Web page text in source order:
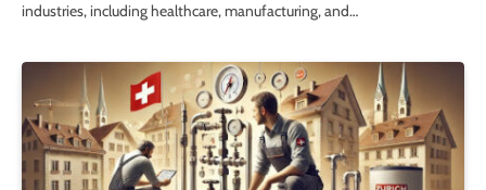
industries, including healthcare, manufacturing, and…